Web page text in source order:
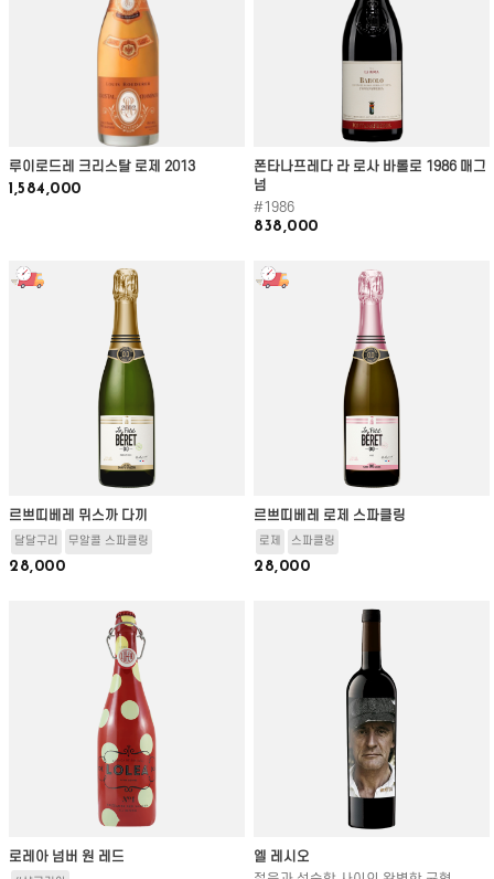
루이로드레 크리스탈 로제 2013
1,584,000
폰타나프레다 라 로사 바롤로 1986 매그
넘
#1986
838,000
르쁘띠베레 뮈스까 다끼
달달구리 무알콜 스파클링
28,000
르쁘띠베레 로제 스파클링
로제 스파클링
28,000
로레아 넘버 원 레드
엘 레시오